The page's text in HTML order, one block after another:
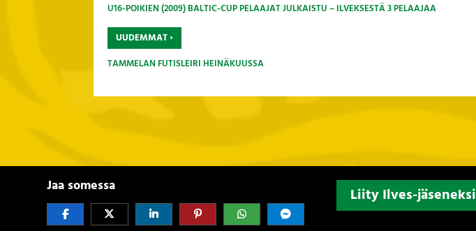
U16-POIKIEN (2009) BALTIC-CUP PELAAJAT JULKAISTU – ILVEKSESTÄ 3 PELAAJAA
UUDEMMAT›
TAMMELAN FUTISLEIRI HEINÄKUUSSA
Jaa somessa Liity Ilves-jäseneksi